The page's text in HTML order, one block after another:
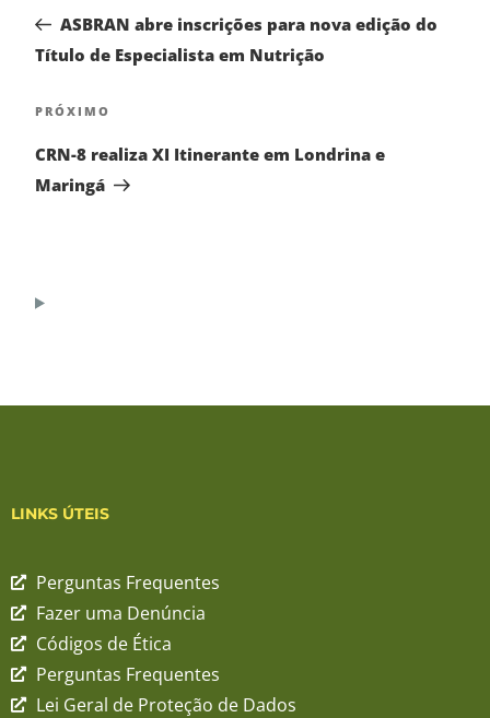
ASBRAN abre inscrições para nova edição do
Título de Especialista em Nutrição
PRÓXIMO
CRN-8 realiza XI Itinerante em Londrina e
Maringá
LINKS ÚTEIS
Perguntas Frequentes
Fazer uma Denúncia
Códigos de Ética
Perguntas Frequentes
Lei Geral de Proteção de Dados